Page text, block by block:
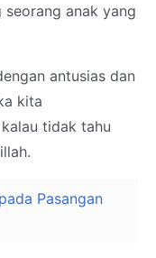
anak yang
antusias dan
kita
tidak tahu
Pasangan